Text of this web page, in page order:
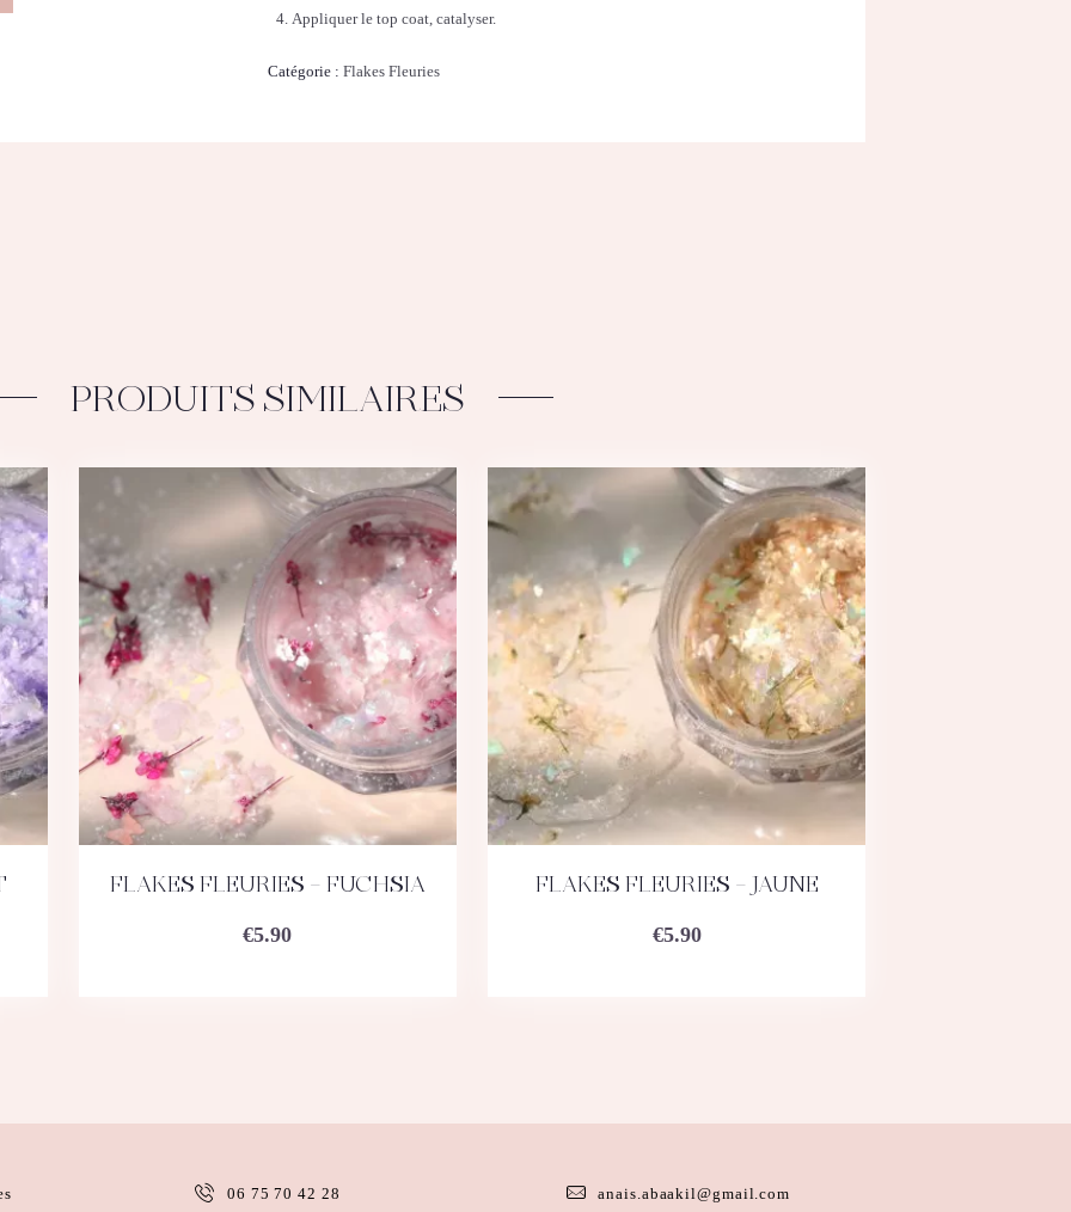
Appliquer le top coat, catalyser.
Catégorie : Flakes Fleuries
PRODUITS SIMILAIRES
ACHETEZ DÉTAILS
FLAKES FLEURIES – FUCHSIA
€5.90
ACHETEZ DÉTAILS
FLAKES FLEURIES – JAUNE
€5.90
06 75 70 42 28 anais.abaakil@gmail.com